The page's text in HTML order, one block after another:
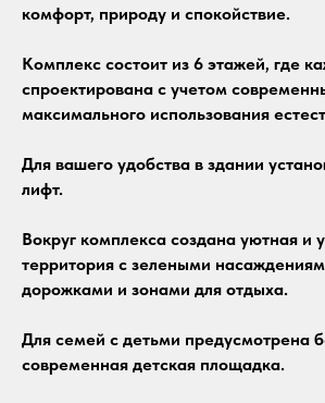
комфорт, природу и спокойствие.
Комплекс состоит из 6 этажей, где
спроектирована с учетом
максимального использования
Для вашего удобства в здании
лифт.
Вокруг комплекса создана уютная и
территория с зелеными
дорожками и зонами для отдыха.
Для семей с детьми предусмотрена
современная детская площадка.